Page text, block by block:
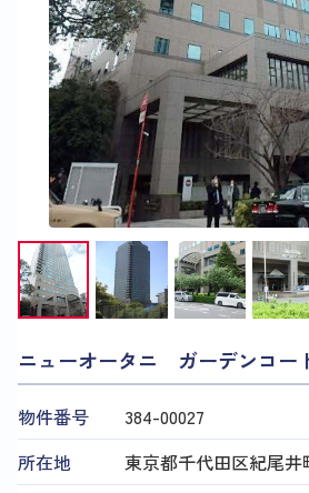
ニューオータニ ガーデンコー
物件番号
384​-​00027
所在地
東京都千代田区紀尾井